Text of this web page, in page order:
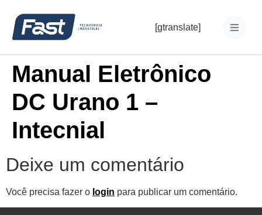
[gtranslate]
Manual Eletrônico
DC Urano 1 –
Intecnial
Deixe um comentário
Você precisa fazer o login para publicar um comentário.